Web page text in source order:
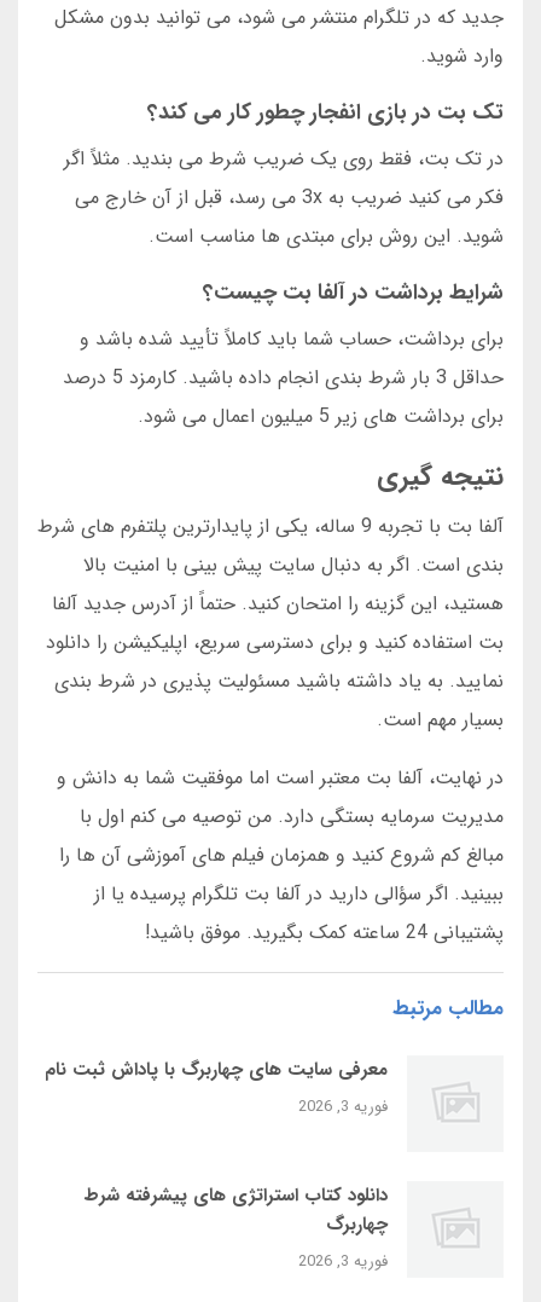
جدید که در تلگرام منتشر می شود، می توانید بدون مشکل
وارد شوید.
تک بت در بازی انفجار چطور کار می کند؟
در تک بت، فقط روی یک ضریب شرط می بندید. مثلاً اگر
فکر می کنید ضریب به 3x می رسد، قبل از آن خارج می
شوید. این روش برای مبتدی ها مناسب است.
شرایط برداشت در آلفا بت چیست؟
برای برداشت، حساب شما باید کاملاً تأیید شده باشد و
حداقل 3 بار شرط بندی انجام داده باشید. کارمزد 5 درصد
برای برداشت های زیر 5 میلیون اعمال می شود.
نتیجه گیری
آلفا بت با تجربه 9 ساله، یکی از پایدارترین پلتفرم های شرط
بندی است. اگر به دنبال سایت پیش بینی با امنیت بالا
هستید، این گزینه را امتحان کنید. حتماً از آدرس جدید آلفا
بت استفاده کنید و برای دسترسی سریع، اپلیکیشن را دانلود
نمایید. به یاد داشته باشید مسئولیت پذیری در شرط بندی
بسیار مهم است.
در نهایت، آلفا بت معتبر است اما موفقیت شما به دانش و
مدیریت سرمایه بستگی دارد. من توصیه می کنم اول با
مبالغ کم شروع کنید و همزمان فیلم های آموزشی آن ها را
ببینید. اگر سؤالی دارید در آلفا بت تلگرام پرسیده یا از
پشتیبانی 24 ساعته کمک بگیرید. موفق باشید!
مطالب مرتبط
معرفی سایت‌ های چهاربرگ با پاداش ثبت‌ نام
فوریه 3, 2026
دانلود کتاب استراتژی‌ های پیشرفته شرط
چهاربرگ
فوریه 3, 2026